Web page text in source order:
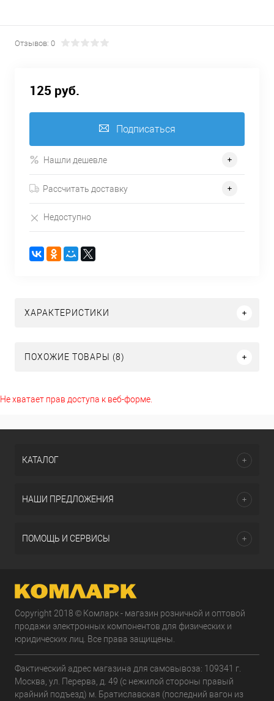
Отзывов: 0
125 руб.
Подписаться
Нашли дешевле
Рассчитать доставку
Недоступно
ХАРАКТЕРИСТИКИ
ПОХОЖИЕ ТОВАРЫ (8)
Не хватает прав доступа к веб-форме.
КАТАЛОГ
НАШИ ПРЕДЛОЖЕНИЯ
ПОМОЩЬ И СЕРВИСЫ
Copyright 2018 © Комларк - магазин розничной и оптовой
продажи электронных компонентов для физических и
юридических лиц. Все права защищены.
Фактический адрес магазина для самовывоза: 109341 г.
Москва, ул. Перерва, д. 49 (с нежилой стороны правый
крайний подъезд) м. Братиславская (последний вагон из